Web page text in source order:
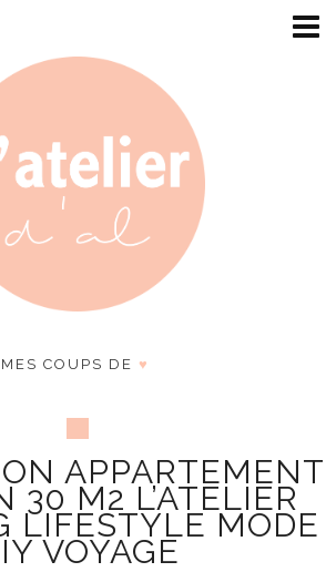
MES COUPS DE ♥
APPARTEMENT
30 M2 L’ATELIER
LIFESTYLE MODE
VOYAGE